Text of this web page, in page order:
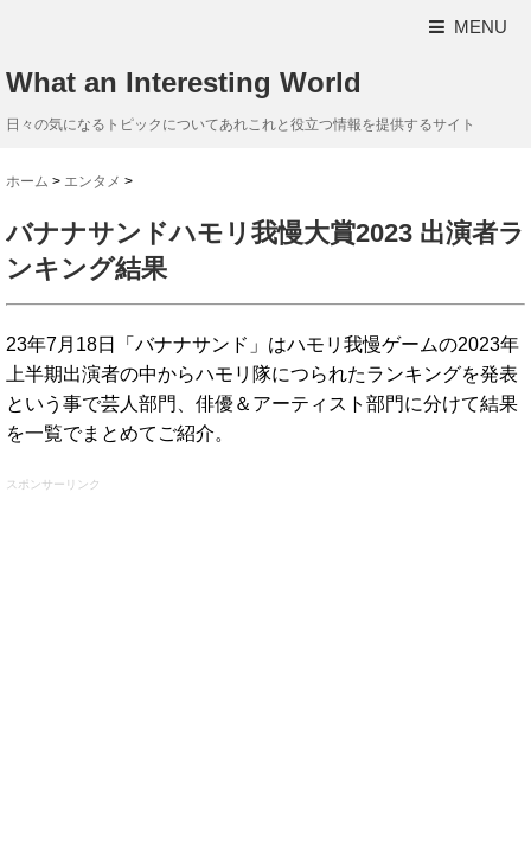
MENU
What an Interesting World
日々の気になるトピックについてあれこれと役立つ情報を提供するサイト
ホーム > エンタメ >
バナナサンドハモリ我慢大賞2023 出演者ラ
ンキング結果
23年7月18日「バナナサンド」はハモリ我慢ゲームの2023年
上半期出演者の中からハモリ隊につられたランキングを発表
という事で芸人部門、俳優＆アーティスト部門に分けて結果
を一覧でまとめてご紹介。
スポンサーリンク